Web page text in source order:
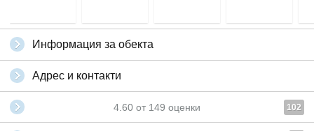
Информация за обекта
Адрес и контакти
4.60 от 149 оценки 102